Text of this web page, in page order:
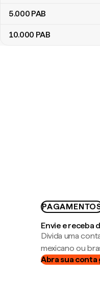
5.000 PAB
10.000 PAB
Envie e receba
Divida uma
mexicano ou
Abra sua